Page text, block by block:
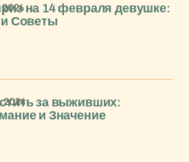
на 14 февраля девушке:
Советы
2024
за выживших:
и Значение
2024